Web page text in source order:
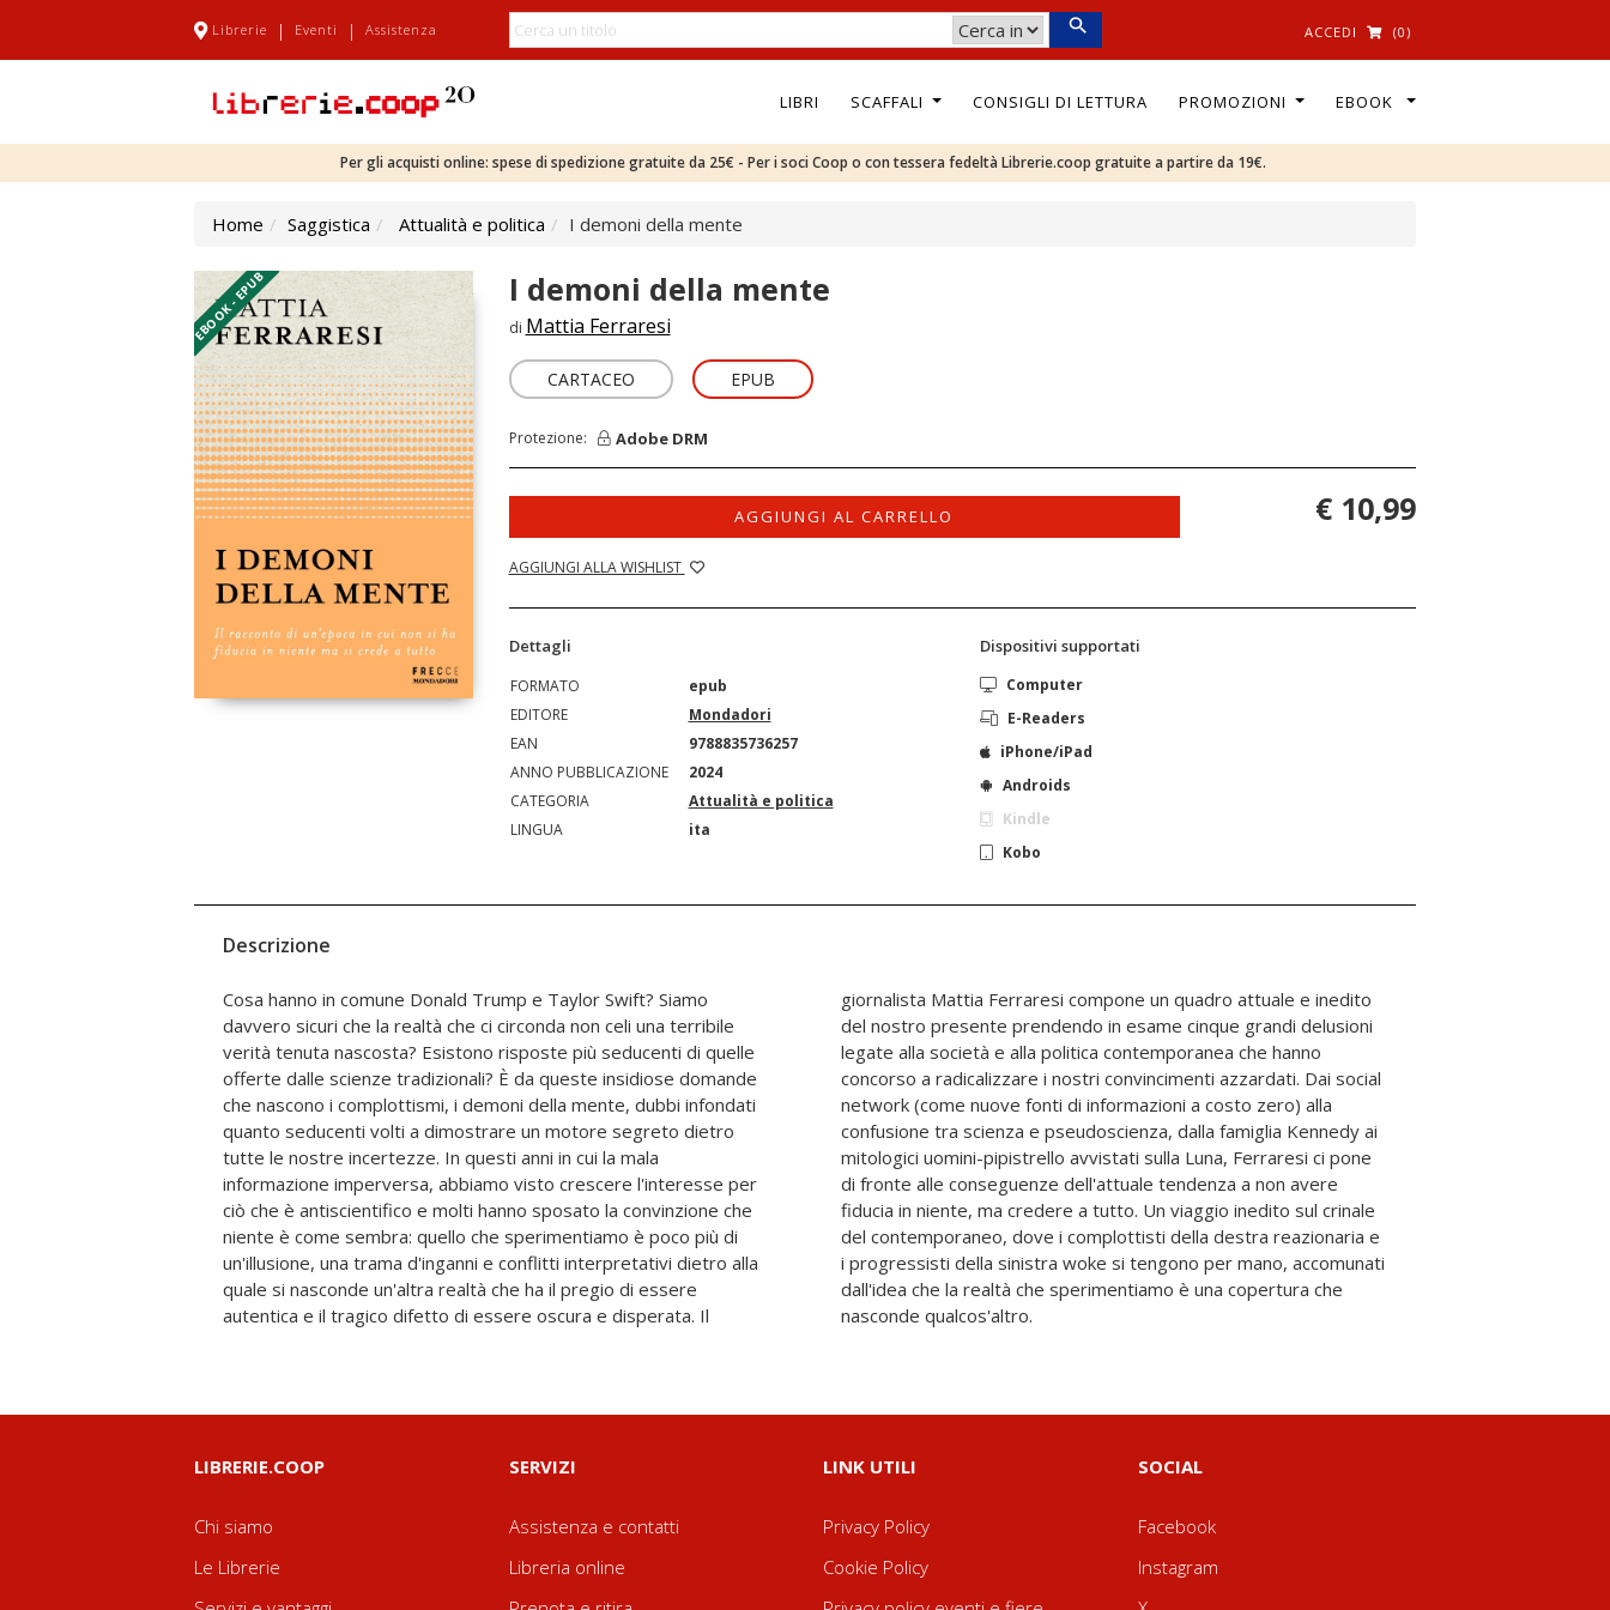
Librerie | Eventi | Assistenza ACCEDI (0)
LIBRI SCAFFALI CONSIGLI DI LETTURA PROMOZIONI EBOOK
Per gli acquisti online: spese di spedizione gratuite da 25€ - Per i soci Coop o con tessera fedeltà Librerie.coop gratuite a partire da 19€.
Home Saggistica Attualità e politica I demoni della mente
EBOOK - EPUB I demoni della mente
di Mattia Ferraresi
CARTACEO EPUB
Protezione: Adobe DRM
AGGIUNGI AL CARRELLO
AGGIUNGI ALLA WISHLIST
€ 10,99
Dettagli
FORMATO
epub
EDITORE
Mondadori
EAN
9788835736257
ANNO PUBBLICAZIONE
2024
CATEGORIA
Attualità e politica
LINGUA
ita
Dispositivi supportati
Computer
E-Readers
iPhone/iPad
Androids
Kindle
Kobo
Descrizione
Cosa hanno in comune Donald Trump e Taylor Swift? Siamo
davvero sicuri che la realtà che ci circonda non celi una terribile
verità tenuta nascosta? Esistono risposte più seducenti di quelle
offerte dalle scienze tradizionali? È da queste insidiose domande
che nascono i complottismi, i demoni della mente, dubbi infondati
quanto seducenti volti a dimostrare un motore segreto dietro
tutte le nostre incertezze. In questi anni in cui la mala
informazione imperversa, abbiamo visto crescere l'interesse per
ciò che è antiscientifico e molti hanno sposato la convinzione che
niente è come sembra: quello che sperimentiamo è poco più di
un'illusione, una trama d'inganni e conflitti interpretativi dietro alla
quale si nasconde un'altra realtà che ha il pregio di essere
autentica e il tragico difetto di essere oscura e disperata. Il
giornalista Mattia Ferraresi compone un quadro attuale e inedito
del nostro presente prendendo in esame cinque grandi delusioni
legate alla società e alla politica contemporanea che hanno
concorso a radicalizzare i nostri convincimenti azzardati. Dai social
network (come nuove fonti di informazioni a costo zero) alla
confusione tra scienza e pseudoscienza, dalla famiglia Kennedy ai
mitologici uomini-pipistrello avvistati sulla Luna, Ferraresi ci pone
di fronte alle conseguenze dell'attuale tendenza a non avere
fiducia in niente, ma credere a tutto. Un viaggio inedito sul crinale
del contemporaneo, dove i complottisti della destra reazionaria e
i progressisti della sinistra woke si tengono per mano, accomunati
dall'idea che la realtà che sperimentiamo è una copertura che
nasconde qualcos'altro.
LIBRERIE.COOP
Chi siamo
Le Librerie
SERVIZI
Assistenza e contatti
Libreria online
LINK UTILI
Privacy Policy
Cookie Policy
SOCIAL
Facebook
Instagram